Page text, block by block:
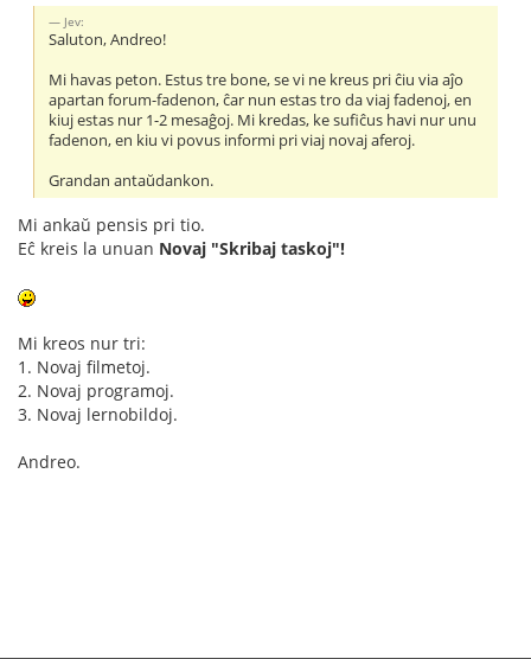
Jev:
Saluton, Andreo!
Mi havas peton. Estus tre bone, se vi ne kreus pri ĉiu via aĵo
apartan forum-fadenon, ĉar nun estas tro da viaj fadenoj, en
kiuj estas nur 1-2 mesaĝoj. Mi kredas, ke sufiĉus havi nur unu
fadenon, en kiu vi povus informi pri viaj novaj aferoj.
Grandan antaŭdankon.
Mi ankaŭ pensis pri tio.
Eĉ kreis la unuan Novaj "Skribaj taskoj"!
Mi kreos nur tri:
1. Novaj filmetoj.
2. Novaj programoj.
3. Novaj lernobildoj.
Andreo.